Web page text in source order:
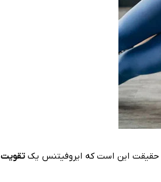
حقیقت این است که ایروفیتنس یکتقویت